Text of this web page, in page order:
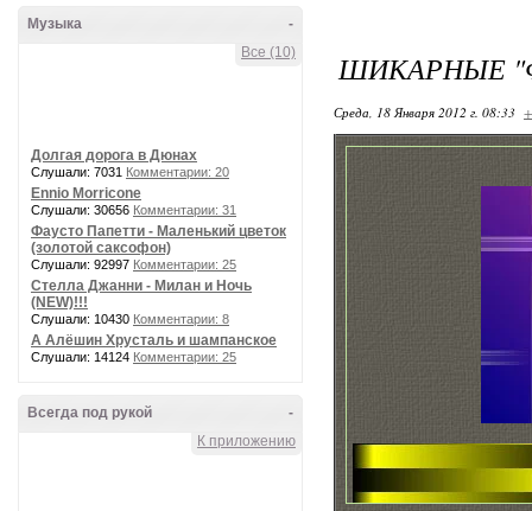
-
Музыка
Все (10)
Долгая дорога в Дюнах
Слушали: 7031 Комментарии: 20
Ennio Morricone
Слушали: 30656 Комментарии: 31
Фаусто Папетти - Маленький цветок
(золотой саксофон)
Слушали: 92997 Комментарии: 25
Стелла Джанни - Милан и Ночь
(NEW)!!!
Слушали: 10430 Комментарии: 8
А Алёшин Хрусталь и шампанское
Слушали: 14124 Комментарии: 25
-
Всегда под рукой
К приложению
ШИКАРНЫЕ
Среда, 18 Января 2012 г. 08:33